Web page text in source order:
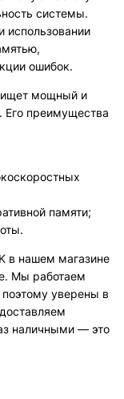
системы.
использовании
ошибок.
ищет мощный и
Его преимущества
памяти;
в нашем магазине
Мы работаем
уверены в
наличными — это